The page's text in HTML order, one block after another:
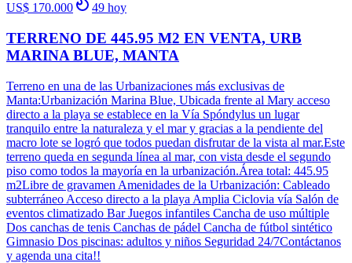
US$ 170.000
49 hoy
TERRENO DE 445.95 M2 EN VENTA, URB
MARINA BLUE, MANTA
Terreno en una de las Urbanizaciones más exclusivas de
Manta:Urbanización Marina Blue, Ubicada frente al Mary acceso
directo a la playa se establece en la Vía Spóndylus un lugar
tranquilo entre la naturaleza y el mar y gracias a la pendiente del
macro lote se logró que todos puedan disfrutar de la vista al mar.Este
terreno queda en segunda línea al mar, con vista desde el segundo
piso como todos la mayoría en la urbanización.Área total: 445.95
m2Libre de gravamen Amenidades de la Urbanización: Cableado
subterráneo Acceso directo a la playa Amplia Ciclovia vía Salón de
eventos climatizado Bar Juegos infantiles Cancha de uso múltiple
Dos canchas de tenis Canchas de pádel Cancha de fútbol sintético
Gimnasio Dos piscinas: adultos y niños Seguridad 24/7Contáctanos
y agenda una cita!!